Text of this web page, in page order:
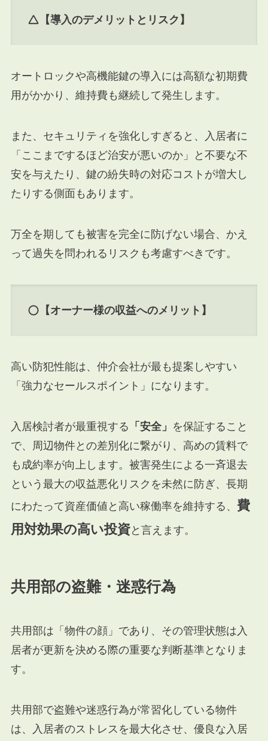
【導入のデメリットとリスク】
オートロックや高機能鍵の導入には高額な初期費
用がかかり、維持費も継続して発生します。
また、セキュリティを強化しすぎると、入居者に
「ここまでするほど治安が悪いのか」と不要な不
安を与えたり、鍵の紛失時の対応コストが増大し
たりする側面もあります。
万全を期しても被害を完全に防げない場合、かえ
って過失を問われるリスクも考慮すべきです。
【オーナー様の収益へのメリット】
高い防犯性能は、仲介会社が最も提案しやすい
「強力なセールスポイント」になります。
入居検討者が最重視する 「安全」 を保証すること
で、周辺物件との差別化に繋がり、高めの賃料で
も成約率が向上します。被害発生による一斉退去
という最大の収益悪化リスクを未然に防ぎ、長期
にわたって資産価値と高い稼働率を維持する、 費
用対効果の高い投資と言えます。
共用部の盗難・迷惑行為
共用部は「物件の顔」であり、その管理状態は入
居者が更新を決める際の重要な判断基準となりま
す。
共用部で盗難や迷惑行為が常習化している物件
は、入居者のストレスを最大化させ、優良な入居